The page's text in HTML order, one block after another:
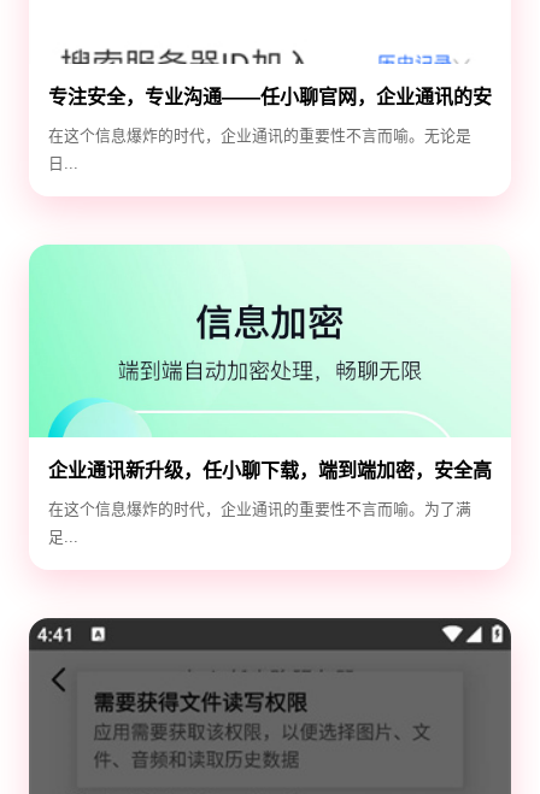
专注安全，专业沟通——任小聊官网，企业通讯的安
全守护神
在这个信息爆炸的时代，企业通讯的重要性不言而喻。无论是
日...
企业通讯新升级，任小聊下载，端到端加密，安全高
效！
在这个信息爆炸的时代，企业通讯的重要性不言而喻。为了满
足...